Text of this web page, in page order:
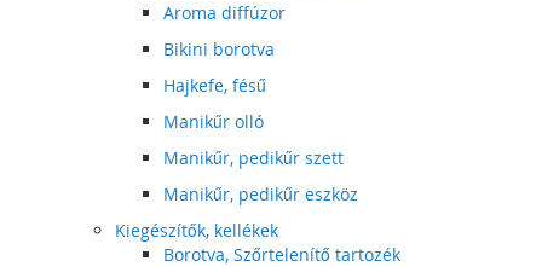
Aroma diffúzor
Bikini borotva
Hajkefe, fésű
Manikűr olló
Manikűr, pedikűr szett
Manikűr, pedikűr eszköz
Kiegészítők, kellékek
Borotva, Szőrtelenítő tartozék